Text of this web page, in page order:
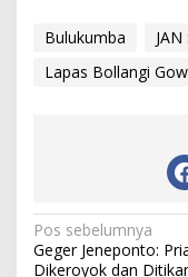
Bulukumba
Lapas Bollangi
N
a
Pos sebelumnya
Geger Jeneponto:
Dikeroyok dan